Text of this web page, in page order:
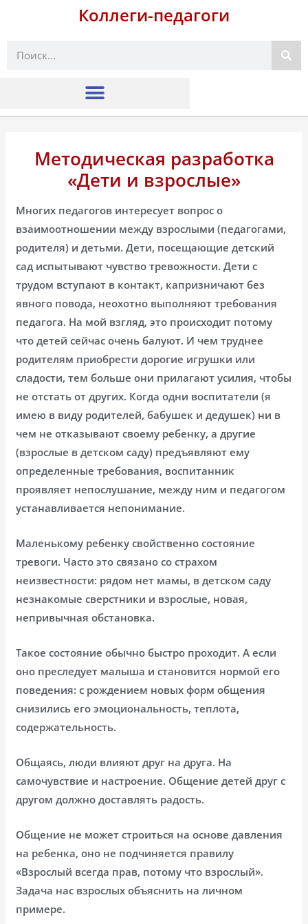
Коллеги-педагоги
Поиск
Методическая разработка
«Дети и взрослые»
Многих педагогов интересует вопрос о
взаимоотношении между взрослыми (педагогами,
родителя) и детьми. Дети, посещающие детский
сад испытывают чувство тревожности. Дети с
трудом вступают в контакт, капризничают без
явного повода, неохотно выполняют требования
педагога. На мой взгляд, это происходит потому
что детей сейчас очень балуют. И чем труднее
родителям приобрести дорогие игрушки или
сладости, тем больше они прилагают усилия, чтобы
не отстать от других. Когда одни воспитатели (я
имею в виду родителей, бабушек и дедушек) ни в
чем не отказывают своему ребенку, а другие
(взрослые в детском саду) предъявляют ему
определенные требования, воспитанник
проявляет непослушание, между ним и педагогом
устанавливается непонимание.
Маленькому ребенку свойственно состояние
тревоги. Часто это связано со страхом
неизвестности: рядом нет мамы, в детском саду
незнакомые сверстники и взрослые, новая,
непривычная обстановка.
Такое состояние обычно быстро проходит. А если
оно преследует малыша и становится нормой его
поведения: с рождением новых форм общения
снизились его эмоциональность, теплота,
содержательность.
Общаясь, люди влияют друг на друга. На
самочувствие и настроение. Общение детей друг с
другом должно доставлять радость.
Общение не может строиться на основе давления
на ребенка, оно не подчиняется правилу
«Взрослый всегда прав, потому что взрослый».
Задача нас взрослых объяснить на личном
примере.